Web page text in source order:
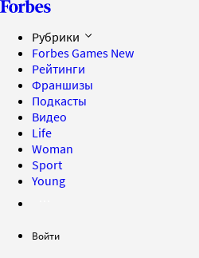
Рубрики
Forbes Games New
Рейтинги
Франшизы
Подкасты
Видео
Life
Woman
Sport
Young
Войти